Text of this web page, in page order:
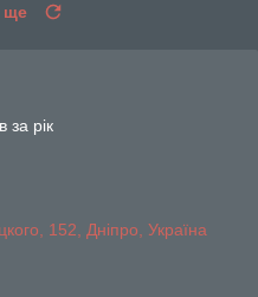
ще
за рік
152, Дніпро, Україна